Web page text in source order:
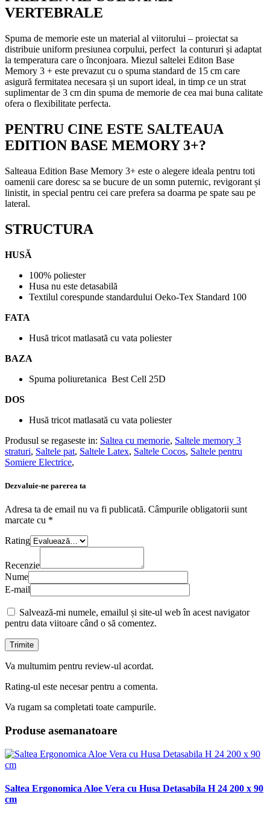
VERTEBRALE
Spuma de memorie este un material al viitorului – proiectat sa
distribuie uniform presiunea corpului, perfect la contururi și adaptat
la temperatura care o înconjoara. Miezul saltelei Editon Base
Memory 3 + este prevazut cu o spuma standard de 15 cm care
asigură fermitatea necesara și un suport ideal, in timp ce un strat
suplimentar de 3 cm din spuma de memorie de cea mai buna calitate
ofera o flexibilitate perfecta.
PENTRU CINE ESTE SALTEAUA
EDITION BASE MEMORY 3+?
Salteaua Edition Base Memory 3+ este o alegere ideala pentru toti
oamenii care doresc sa se bucure de un somn puternic, revigorant și
linistit, in special pentru cei care prefera sa doarma pe spate sau pe
lateral.
STRUCTURA
HUSĂ
100% poliester
Husa nu este detasabilă
Textilul corespunde standardului Oeko-Tex Standard 100
FATA
Husă tricot matlasată cu vata poliester
BAZA
Spuma poliuretanica Best Cell 25D
DOS
Husă tricot matlasată cu vata poliester
Produsul se regaseste in: Saltea cu memorie, Saltele memory 3
straturi, Saltele pat, Saltele Latex, Saltele Cocos, Saltele pentru
Somiere Electrice,
Dezvaluie-ne parerea ta
Adresa ta de email nu va fi publicată. Câmpurile obligatorii sunt
marcate cu *
Rating
Recenzie
Nume
E-mail
Salvează-mi numele, emailul și site-ul web în acest navigator
pentru data viitoare când o să comentez.
Va multumim pentru review-ul acordat.
Rating-ul este necesar pentru a comenta.
Va rugam sa completati toate campurile.
Produse asemanatoare
Saltea Ergonomica Aloe Vera cu Husa Detasabila H 24 200 x 90
cm